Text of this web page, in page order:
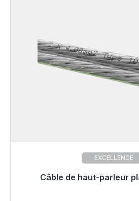
EXCELLENCE
Câble de haut-parleur
Prêt à être expédié, délai